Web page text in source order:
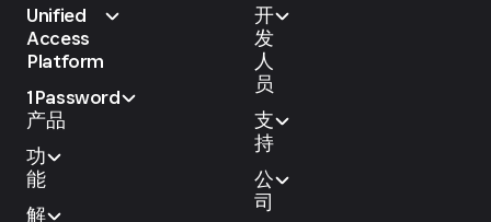
Unified
Access
Platform
1Password
产品
功
能
解
开
发
人
员
支
持
公
司